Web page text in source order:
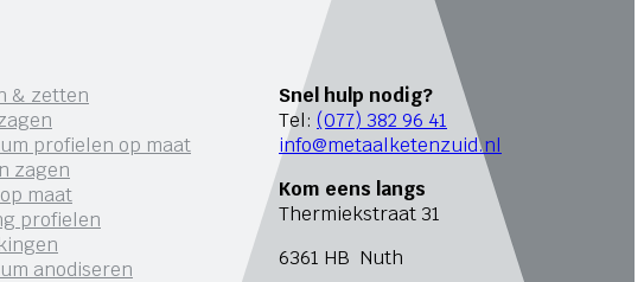
& zetten
profielen op maat
zagen
maat
profielen
anodiseren
Snel hulp nodig?
Tel: (077) 382 96 41
info@metaalketenzuid.nl
Kom eens langs
Thermiekstraat 31
6361 HB Nuth